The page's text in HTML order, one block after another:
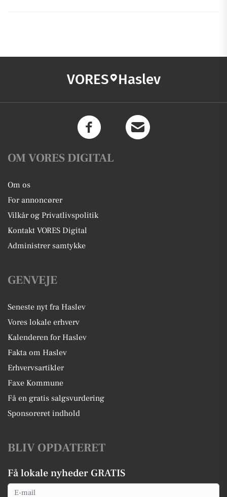
VORES Haslev
OM VORES DIGITAL
Om os
For annoncører
Vilkår og Privatlivspolitik
Kontakt VORES Digital
Administrer samtykke
GENVEJE
Seneste nyt fra Haslev
Vores lokale erhverv
Kalenderen for Haslev
Fakta om Haslev
Erhvervsartikler
Faxe Kommune
Få en gratis salgsvurdering
Sponsoreret indhold
BLIV OPDATERET
Få lokale nyheder GRATIS
Email